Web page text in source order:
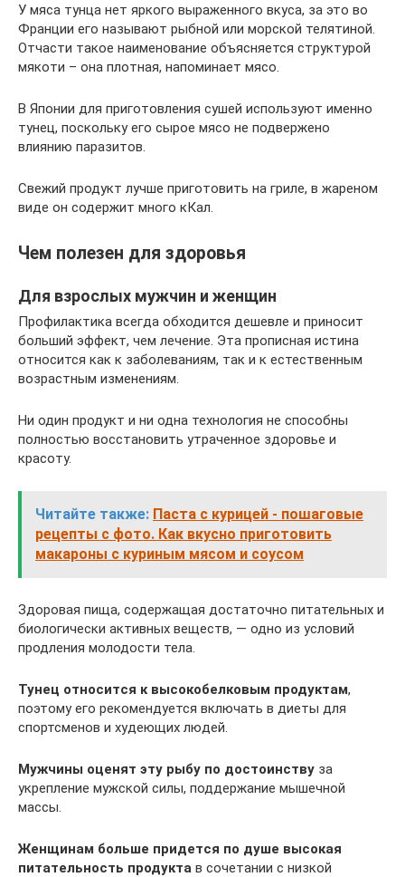
У мяса тунца нет яркого выраженного вкуса, за это во
Франции его называют рыбной или морской телятиной.
Отчасти такое наименование объясняется структурой
мякоти – она плотная, напоминает мясо.
В Японии для приготовления сушей используют именно
тунец, поскольку его сырое мясо не подвержено
влиянию паразитов.
Свежий продукт лучше приготовить на гриле, в жареном
виде он содержит много кКал.
Чем полезен для здоровья
Для взрослых мужчин и женщин
Профилактика всегда обходится дешевле и приносит
больший эффект, чем лечение. Эта прописная истина
относится как к заболеваниям, так и к естественным
возрастным изменениям.
Ни один продукт и ни одна технология не способны
полностью восстановить утраченное здоровье и
красоту.
Читайте также: Паста с курицей - пошаговые
рецепты с фото. Как вкусно приготовить
макароны с куриным мясом и соусом
Здоровая пища, содержащая достаточно питательных и
биологически активных веществ, — одно из условий
продления молодости тела.
Тунец относится к высокобелковым продуктам,
поэтому его рекомендуется включать в диеты для
спортсменов и худеющих людей.
Мужчины оценят эту рыбу по достоинству за
укрепление мужской силы, поддержание мышечной
массы.
Женщинам больше придется по душе высокая
питательность продукта в сочетании с низкой